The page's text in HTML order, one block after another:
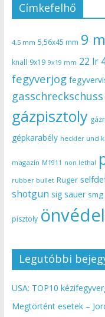
Címkefelhő
4,5 mm 5,56x45 mm 9
knall 9x19 9x19 mm 22 lr
fegyverjog
gasschreckschuss
gázpisztoly
gépkarabély heckler und
magazin M1911 non lethal
rubber bullet Ruger
shotgun sig sauer smg
pisztoly
Legutóbbi
USA: TOP10
Megtörtént esetek –